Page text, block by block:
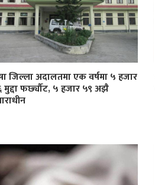
जिल्ला अदालतमा एक वर्षमा ५ हजार
मुद्दा फर्छ्यौट, ५ हजार ५९ अझै